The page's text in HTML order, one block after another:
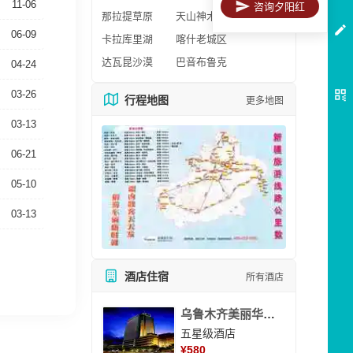
11-06
06-09
04-24
03-26
03-13
06-21
05-10
03-13
那拉提草原
天山神木园
卡拉库里湖
喀什老城区
达瓦昆沙漠
巴音布鲁克
行程地图 更多地图
酒店住宿 所有酒店
乌鲁木齐美丽华大酒
五星级酒店
¥580
咨询夕阳红